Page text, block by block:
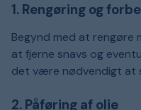
1. Rengøring og
Begynd med at rengøre
at fjerne snavs og
det være nødvendigt at
2. Påføring af olie